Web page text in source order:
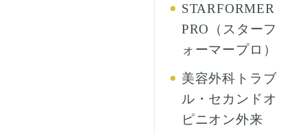
STARFORMER
PRO（スターフ
ォーマープロ）
美容外科トラブ
ル・セカンドオ
ピニオン外来